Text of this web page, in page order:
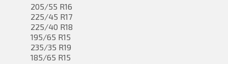
205/55 R16
225/45 R17
225/40 R18
195/65 R15
235/35 R19
185/65 R15